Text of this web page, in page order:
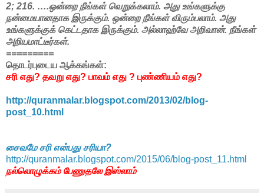
2; 216. ….ஒன்றை நீங்கள் வெறுக்கலாம். அது உங்களுக்கு
நன்மையானதாக இருக்கும். ஒன்றை நீங்கள் விரும்பலாம். அது
உங்களுக்குக் கெட்டதாக இருக்கும். அல்லாஹ்வே அறிவான். நீங்கள்
அறியமாட்டீர்கள்.
=========
தொடர்புடைய ஆக்கங்கள்:
சரி எது? தவறு எது? பாவம் எது ? புண்ணியம் எது?
http://quranmalar.blogspot.com/2013/02/blog-
post_10.html
சைவமே சரி என்பது சரியா?
http://quranmalar.blogspot.com/2015/06/blog-post_11.html
நல்லொழுக்கம் பேணுதலே இஸ்லாம்